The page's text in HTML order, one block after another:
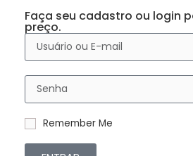
Faça seu cadastro ou login
preço.
Remember Me